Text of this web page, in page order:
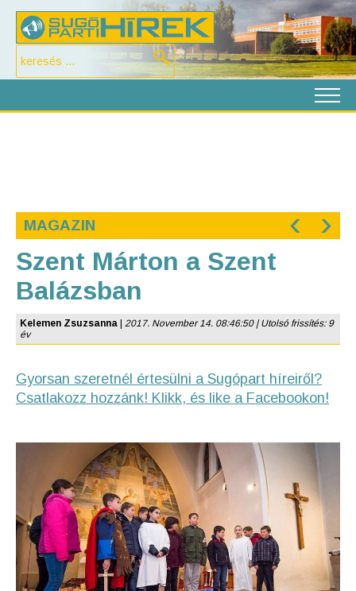
MAGAZIN ‹ ›
Szent Márton a Szent
Balázsban
Kelemen Zsuzsanna
2017. November 14. 08:46:50 | Utolsó frissítés: 9
év
Gyorsan szeretnél értesülni a Sugópart híreiről?
Csatlakozz hozzánk! Klikk, és like a Facebookon!